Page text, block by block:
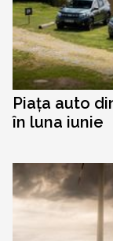
Piața auto
în luna iunie